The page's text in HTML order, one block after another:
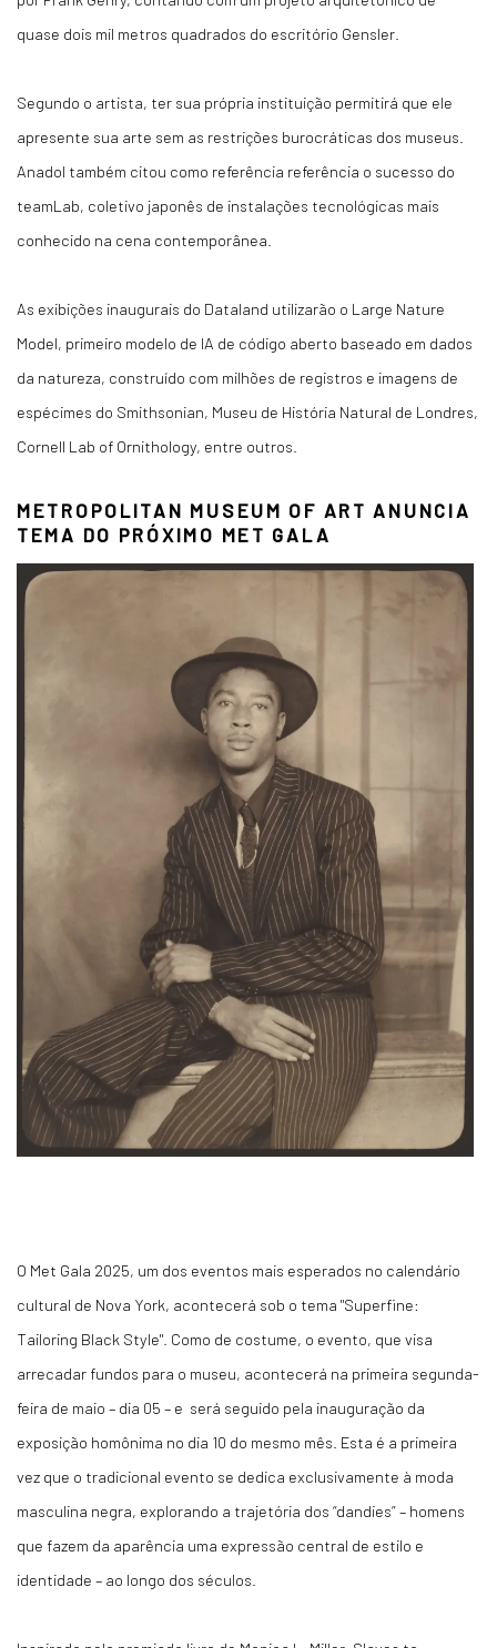
quase dois mil metros quadrados do escritório Gensler.
Segundo o artista, ter sua própria instituição permitirá que ele
apresente sua arte sem as restrições burocráticas dos museus.
Anadol também citou como referência referência o sucesso do
teamLab, coletivo japonês de instalações tecnológicas mais
conhecido na cena contemporânea.
As exibições inaugurais do Dataland utilizarão o Large Nature
Model, primeiro modelo de IA de código aberto baseado em dados
da natureza, construído com milhões de registros e imagens de
espécimes do Smithsonian, Museu de História Natural de Londres,
Cornell Lab of Ornithology, entre outros.
METROPOLITAN MUSEUM OF ART ANUNCIA
TEMA DO PRÓXIMO MET GALA
O Met Gala 2025, um dos eventos mais esperados no calendário
cultural de Nova York, acontecerá sob o tema "Superfine:
Tailoring Black Style". Como de costume, o evento, que visa
arrecadar fundos para o museu, acontecerá na primeira segunda-
feira de maio – dia 05 – e será seguido pela inauguração da
exposição homônima no dia 10 do mesmo mês. Esta é a primeira
vez que o tradicional evento se dedica exclusivamente à moda
masculina negra, explorando a trajetória dos “dandies” – homens
que fazem da aparência uma expressão central de estilo e
identidade – ao longo dos séculos.